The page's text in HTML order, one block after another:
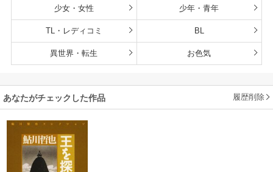
少女・女性 少年・青年
TL・レディコミ BL
異世界・転生 お色気
あなたがチェックした作品 履歴削除